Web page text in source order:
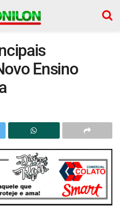
Ensino